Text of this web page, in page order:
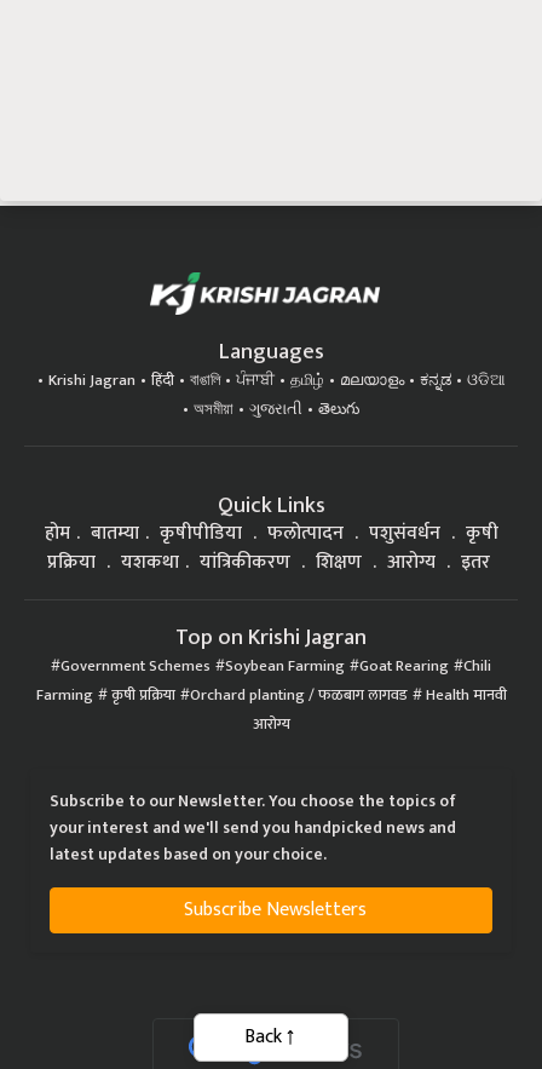
Languages
Krishi Jagran हिंदी বাঙালি ਪੰਜਾਬੀ தமிழ் മലയാളം ಕನ್ನಡ
ଓଡିଆ
অসমীয়া
ગુજરાતી తెలుగు
Quick Links
होम बातम्या कृषीपीडिया फलोत्पादन पशुसंवर्धन
कृषी
प्रक्रिया
यशकथा यांत्रिकीकरण शिक्षण आरोग्य इतर
Top on Krishi Jagran
Government Schemes Soybean Farming Goat Rearing Chili
Farming कृषी प्रक्रिया Orchard planting / फळबाग लागवड Health मानवी
आरोग्य
Subscribe to our Newsletter. You choose the topics of
your interest and we'll send you handpicked news and
latest updates based on your choice.
Subscribe Newsletters
Back